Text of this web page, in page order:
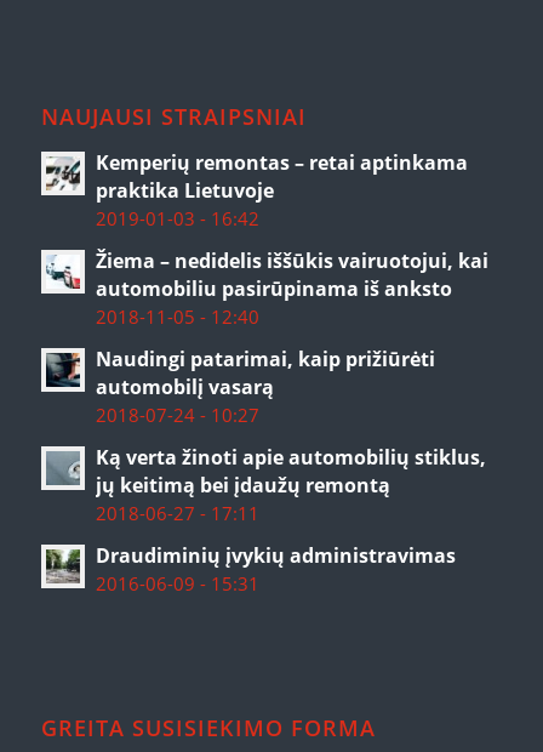
NAUJAUSI STRAIPSNIAI
Kemperių remontas – retai aptinkama
praktika Lietuvoje
2019-01-03 - 16:42
Žiema – nedidelis iššūkis vairuotojui, kai
automobiliu pasirūpinama iš anksto
2018-11-05 - 12:40
Naudingi patarimai, kaip prižiūrėti
automobilį vasarą
2018-07-24 - 10:27
Ką verta žinoti apie automobilių stiklus,
jų keitimą bei įdaužų remontą
2018-06-27 - 17:11
Draudiminių įvykių administravimas
2016-06-09 - 15:31
GREITA SUSISIEKIMO FORMA